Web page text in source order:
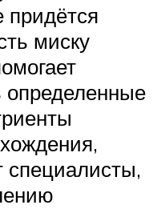
придётся
миску
определенные
специалисты,